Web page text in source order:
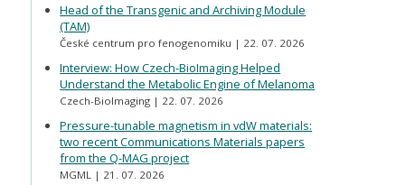
Head of the Transgenic and Archiving Module
(TAM)
České centrum pro fenogenomiku 22. 07. 2026
Interview: How Czech-BioImaging Helped
Understand the Metabolic Engine of Melanoma
Czech-BioImaging 22. 07. 2026
Pressure-tunable magnetism in vdW materials:
two recent Communications Materials papers
from the Q-MAG project
MGML 21. 07. 2026